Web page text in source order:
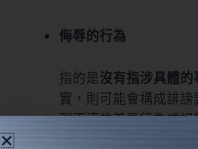
侮辱的行為
指的是沒有指涉具體的
實，則可能會構成誹謗
到不適的羞辱行為或